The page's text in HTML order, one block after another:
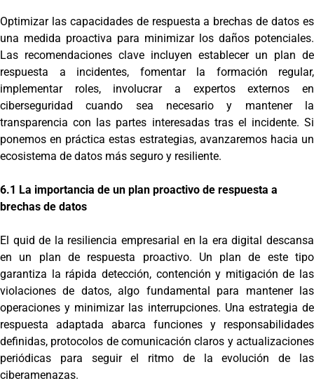
Optimizar las capacidades de respuesta a brechas de datos es
una medida proactiva para minimizar los daños potenciales.
Las recomendaciones clave incluyen establecer un plan de
respuesta a incidentes, fomentar la formación regular,
implementar roles, involucrar a expertos externos en
ciberseguridad cuando sea necesario y mantener la
transparencia con las partes interesadas tras el incidente. Si
ponemos en práctica estas estrategias, avanzaremos hacia un
ecosistema de datos más seguro y resiliente.
6.1 La importancia de un plan proactivo de respuesta a
brechas de datos
El quid de la resiliencia empresarial en la era digital descansa
en un plan de respuesta proactivo. Un plan de este tipo
garantiza la rápida detección, contención y mitigación de las
violaciones de datos, algo fundamental para mantener las
operaciones y minimizar las interrupciones. Una estrategia de
respuesta adaptada abarca funciones y responsabilidades
definidas, protocolos de comunicación claros y actualizaciones
periódicas para seguir el ritmo de la evolución de las
ciberamenazas.